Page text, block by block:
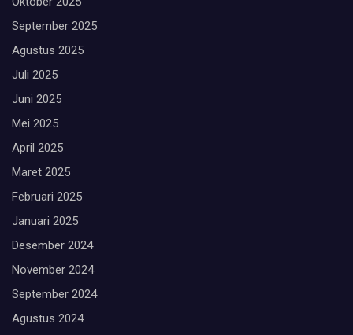
September 2025
Agustus 2025
Juli 2025
Juni 2025
Mei 2025
April 2025
Maret 2025
Februari 2025
Januari 2025
Desember 2024
November 2024
September 2024
Agustus 2024